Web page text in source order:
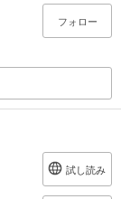
フォロー
試し読み